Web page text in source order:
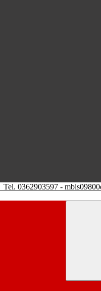
Tel. 0362903597 -